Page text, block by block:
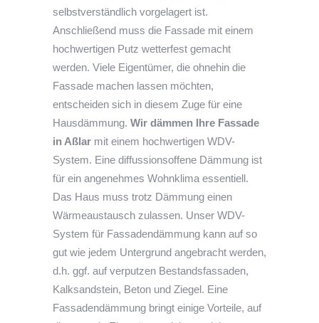
selbstverständlich vorgelagert ist.
Anschließend muss die Fassade mit einem
hochwertigen Putz wetterfest gemacht
werden. Viele Eigentümer, die ohnehin die
Fassade machen lassen möchten,
entscheiden sich in diesem Zuge für eine
Hausdämmung. Wir dämmen Ihre Fassade
in Aßlar mit einem hochwertigen WDV-
System. Eine diffussionsoffene Dämmung ist
für ein angenehmes Wohnklima essentiell.
Das Haus muss trotz Dämmung einen
Wärmeaustausch zulassen. Unser WDV-
System für Fassadendämmung kann auf so
gut wie jedem Untergrund angebracht werden,
d.h. ggf. auf verputzen Bestandsfassaden,
Kalksandstein, Beton und Ziegel. Eine
Fassadendämmung bringt einige Vorteile, auf